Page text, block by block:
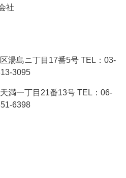
社
湯島ニ丁目17番5号 TEL：03-
3095
満一丁目21番13号 TEL：06-
6398